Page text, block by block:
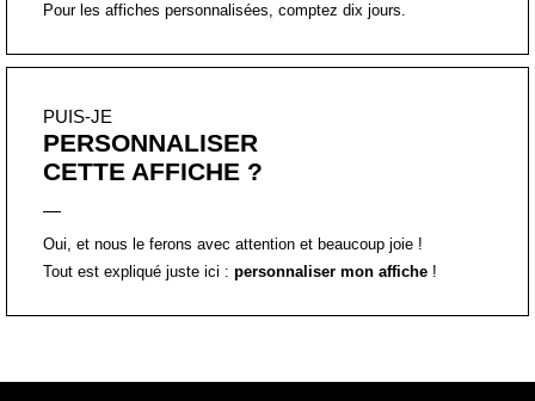
Pour les affiches personnalisées, comptez dix jours.
PUIS-JE
PERSONNALISER
CETTE AFFICHE ?
Oui, et nous le ferons avec attention et beaucoup joie !
Tout est expliqué juste ici : personnaliser mon affiche !